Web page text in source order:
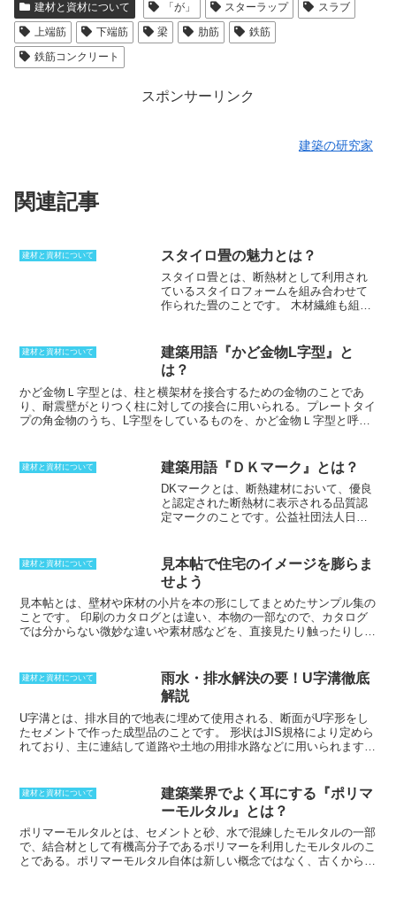
建材と資材について 「が」 スターラップ
スラブ
上端筋
下端筋 梁 肋筋
鉄筋
鉄筋コンクリート
スポンサーリンク
建築の研究家
関連記事
建材と資材について スタイロ畳の魅力とは？
スタイロ畳とは、断熱材として利用され
ているスタイロフォームを組み合わせて
作られた畳のことです。
木材繊維も組み
式会社の製品のことです。圧縮力が働い
ても、体積が変わらないだけではなく、
軽いことが特徴となります。この特性を
生かし、畳と組み合わせることによっ
て、重量を軽くできるだけではなく、耐
久性や強度も畳と同等の能力を持たせる
するダニを防ぐことが可能です。保湿性
や防湿性といったことでも高い効果を発
揮するため、住環境を快適な物にするこ
とができ、衛生的にも優れた状態を保つ
ことができます。
建材と資材について
建築用語『かど金物L字型』と
は？
かど金物Ｌ字型とは、柱と横架材を接合するための金物のことであ
り、耐震壁がとりつく柱に対しての接合に用いられる。 プレートタイ
プの角金物のうち、L字型をしているものを、かど金物Ｌ字型と呼
揮できるようになる。
補強するために用いられる構造金物であること
から、柱頭と柱脚に接合するため、形はL字型となっている。ZN65な
どの太めの釘を使って取り付けることで、強度を発揮できるようにな
出隅の柱の場合は、土間の木口には取り付けない。木口に
釘を打って取り付けてしまうと、木割れや耐久力の不足が起きる可能
建材と資材について 建築用語『ＤＫマーク』とは？
DKマークとは、断熱建材において、優良
と認定された断熱材に表示される品質認
定マークのことです。公益社団法人日本
建材の断熱性能基準が定められている
他、製造工場における品質管理について
も詳細にチェックされており、消費者も
このマークの有無によって優れた断熱建
材かを見分けることが可能。2013年より
新たに「優良断熱材認証制度（EI制
るようになりました。EI制度は、断熱材
に求められる性能基準を満たし、かつ、
使用に適した製品に認証マークを表示で
きる制度です。EI制度は、住宅の断熱性
能を向上させることを目的としており、
認証された断熱材は、省エネや快適な居
建材と資材について
見本帖で住宅のイメージを膨らま
せよう
見本帖とは、壁材や床材の小片を本の形にしてまとめたサンプル集の
ことです。
印刷のカタログとは違い、本物の一部なので、カタログ
では分からない微妙な違いや素材感などを、直接見たり触ったりして
つかみにくいときは、大きめの物を集めた見本帖もあります。インテ
リアから仕上げ材、塗料用まで、様々な種類があり、どの空間にどの
ような素材が使われているかが分かりやすいのです。
建材と資材について
雨水・排水解決の要！U字溝徹底
解説
U字溝とは、排水目的で地表に埋めて使用される、断面がU字形をし
たセメントで作った成型品のことです。
形状はJIS規格により定めら
れており、主に連結して道路や土地の用排水路などに用いられます。
地盤軟弱地や盛土上に使用されます。また、状況により、コンクリー
ト製やアルミニウム製（グレーチング）、木製の蓋などが掛けられま
す。U字溝を用いることで、側溝及び周辺の管理が低減され、現場打
ちコンクリート側溝と比べて大規模なコストダウンを図ることが可能
に。また、計画的な勾配が確保できることからよどみが抑えられ、衛
生面の向上にもつながります。
建材と資材について
建築業界でよく耳にする『ポリマ
ーモルタル』とは？
ポリマーモルタルとは、セメントと砂、水で混練したモルタルの一部
で、結合材として有機高分子であるポリマーを利用したモルタルのこ
とである 。ポリマーモルタル自体は新しい概念ではなく、古くから使